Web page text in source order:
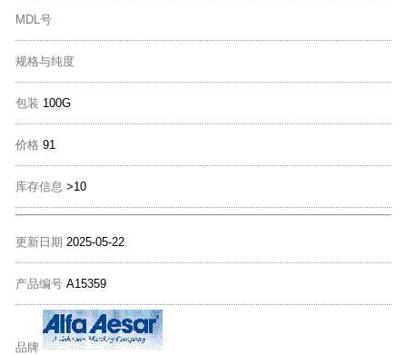
MDL号
规格与纯度
包装 100G
价格 91
库存信息 >10
更新日期 2025-05-22
产品编号 A15359
品牌